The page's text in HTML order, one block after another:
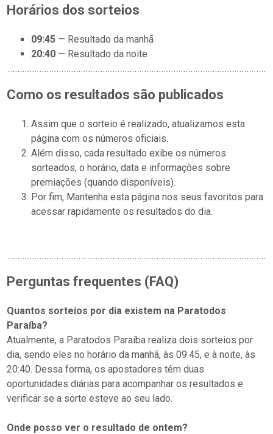
Horários dos sorteios
09:45 — Resultado da manhã
20:40 — Resultado da noite
Como os resultados são publicados
Assim que o sorteio é realizado, atualizamos esta
página com os números oficiais.
Além disso, cada resultado exibe os números
sorteados, o horário, data e informações sobre
premiações (quando disponíveis).
Por fim, Mantenha esta página nos seus favoritos para
acessar rapidamente os resultados do dia.
Perguntas frequentes (FAQ)
Quantos sorteios por dia existem na Paratodos
Paraíba?
Atualmente, a Paratodos Paraíba realiza dois sorteios por
dia, sendo eles no horário da manhã, às 09:45, e à noite, às
20:40. Dessa forma, os apostadores têm duas
oportunidades diárias para acompanhar os resultados e
verificar se a sorte esteve ao seu lado.
Onde posso ver o resultado de ontem?